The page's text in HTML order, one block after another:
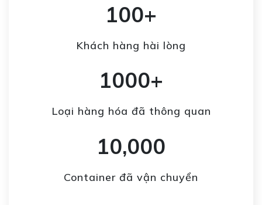
100+
Khách hàng hài lòng
1000+
Loại hàng hóa đã thông quan
10,000
Container đã vận chuyển